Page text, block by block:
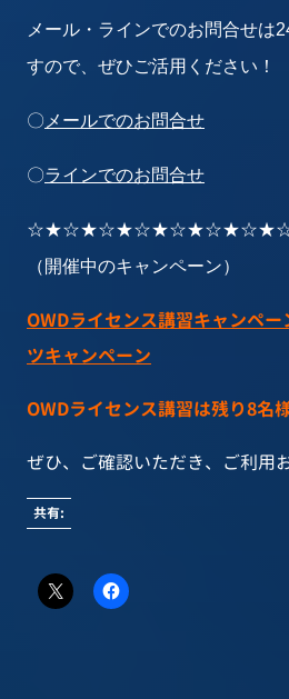
メール・ラインでのお問合せは
すので、ぜひご活用ください！
〇 メールでのお問合せ
〇ラインでのお問合せ
（開催中のキャンペーン）
OWDライセンス講習キャンペ
ツキャンペーン
OWDライセンス講習は残り8名
ぜひ、ご確認いただき、ご利用
共有: